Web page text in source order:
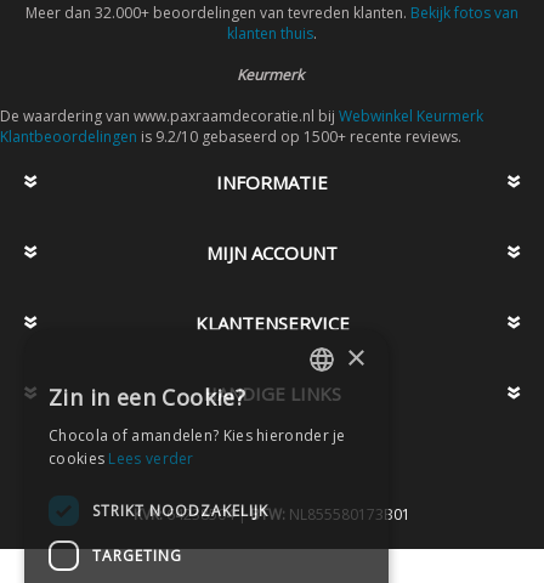
Meer dan 32.000+ beoordelingen van tevreden klanten. Bekijk fotos van
klanten thuis.
Keurmerk
De waardering van www.paxraamdecoratie.nl bij Webwinkel Keurmerk
Klantbeoordelingen is 9.2/10 gebaseerd op 1500+ recente reviews.
INFORMATIE
MIJN ACCOUNT
KLANTENSERVICE
HANDIGE LINKS
KVK:64238504 |BTW: NL855580173B01
DUTCH
DUTCH
×
Zin in een Cookie?
Chocola of amandelen? Kies hieronder je
cookies Lees verder
STRIKT NOODZAKELIJK
TARGETING